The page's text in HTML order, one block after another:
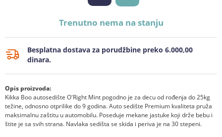
Trenutno nema na stanju
Besplatna dostava za porudžbine preko 6.000,00
dinara.
Opis proizvoda:
Kikka Boo autosedište O'Right Mint pogodno je za decu od rođenja do 25kg
težine, odnosno otprilike do 9 godina. Auto sedište Premium kvaliteta pruža
maksimalnu zaštitu u automobilu. Poseduje mekane jastuke koji drže bebu i
štite je sa svih strana. Navlaka sedišta se skida i periva je na 30 stepeni.